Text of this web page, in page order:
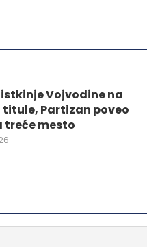
biti
stranici
Vojvodine na
titule, Partizan poveo
treće mesto